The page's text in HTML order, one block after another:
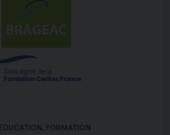
EDUCATION , FORMATION